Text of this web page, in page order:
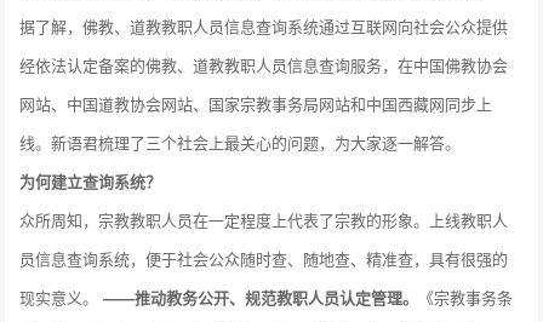
据了解，佛教、道教教职人员信息查询系统通过互联网向社会公众提供
经依法认定备案的佛教、道教教职人员信息查询服务，在中国佛教协会
网站、中国道教协会网站、国家宗教事务局网站和中国西藏网同步上
线。新语君梳理了三个社会上最关心的问题，为大家逐一解答。
为何建立查询系统？
众所周知，宗教教职人员在一定程度上代表了宗教的形象。上线教职人
员信息查询系统，便于社会公众随时查、随地查、精准查，具有很强的
现实意义。——推动教务公开、规范教职人员认定管理。
《宗教事务条